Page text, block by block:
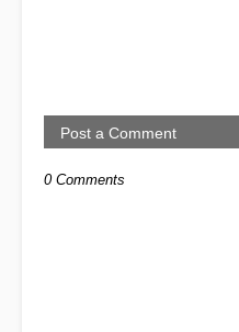
Post a Comment
0 Comments